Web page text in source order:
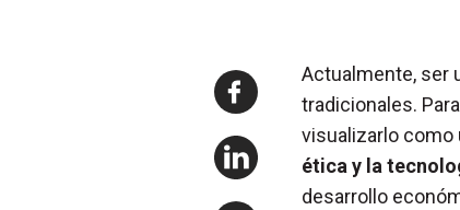
Actualmente, ser
tradicionales.
visualizarlo como
ética y la
desarrollo